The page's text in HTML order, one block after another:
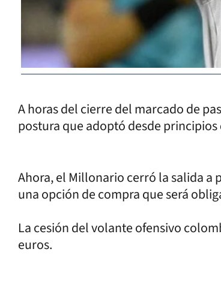
A horas del cierre del marcado de
postura que adoptó desde
Ahora, el Millonario cerró la salida a
una opción de compra que será
La cesión del volante ofensivo
euros.